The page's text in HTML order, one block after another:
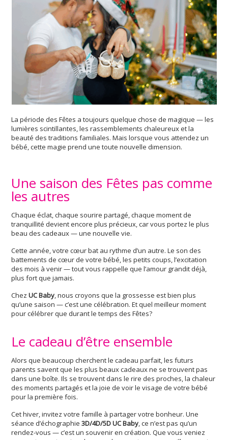
La période des Fêtes a toujours quelque chose de magique — les
lumières scintillantes, les rassemblements chaleureux et la
beauté des traditions familiales. Mais lorsque vous attendez un
bébé, cette magie prend une toute nouvelle dimension.
Une saison des Fêtes pas comme
les autres
Chaque éclat, chaque sourire partagé, chaque moment de
tranquillité devient encore plus précieux, car vous portez le plus
beau des cadeaux — une nouvelle vie.
Cette année, votre cœur bat au rythme d’un autre. Le son des
battements de cœur de votre bébé, les petits coups, l’excitation
des mois à venir — tout vous rappelle que l’amour grandit déjà,
plus fort que jamais.
ChezUC Baby, nous croyons que la grossesse est bien plus
qu’une saison — c’est une célébration. Et quel meilleur moment
pour célébrer que durant le temps des Fêtes?
Le cadeau d’être ensemble
Alors que beaucoup cherchent le cadeau parfait, les futurs
parents savent que les plus beaux cadeaux ne se trouvent pas
dans une boîte. Ils se trouvent dans le rire des proches, la chaleur
des moments partagés et la joie de voir le visage de votre bébé
pour la première fois.
Cet hiver, invitez votre famille à partager votre bonheur. Une
séance d’échographie3D/4D/5D UC Baby, ce n’est pas qu’un
rendez-vous — c’est un souvenir en création. Que vous veniez